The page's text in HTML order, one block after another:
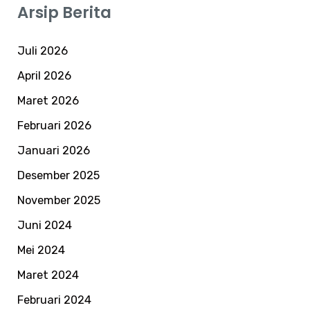
Arsip Berita
Juli 2026
April 2026
Maret 2026
Februari 2026
Januari 2026
Desember 2025
November 2025
Juni 2024
Mei 2024
Maret 2024
Februari 2024